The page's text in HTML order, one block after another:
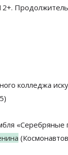
колледжа
«Серебряные